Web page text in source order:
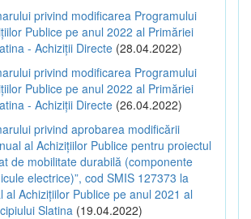
privind modificarea Programului
Publice pe anul 2022 al Primăriei
- Achiziții Directe (28.04.2022)
privind modificarea Programului
Publice pe anul 2022 al Primăriei
- Achiziții Directe (26.04.2022)
privind aprobarea modificării
al Achizițiilor Publice pentru proiectul
de mobilitate durabilă (componente
electrice)”, cod SMIS 127373 la
al Achizițiilor Publice pe anul 2021 al
Slatina (19.04.2022)